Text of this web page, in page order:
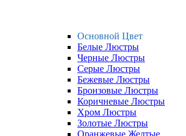
Основной Цвет
Белые Люстры
Черные Люстры
Серые Люстры
Бежевые Люстры
Бронзовые Люстры
Коричневые Люстры
Хром Люстры
Золотые Люстры
Оранжевые Желтые